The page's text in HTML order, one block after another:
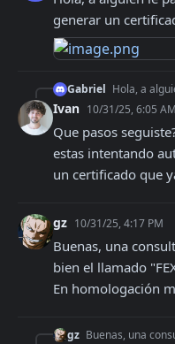
generar un
Gabriel Hola, a alguien le
Ivan 10/31/25, 6:05 AM
Que pasos
estas intentando
un certificado que
gz 10/31/25, 4:17 PM
Buenas, una
bien el llamado
En homologación
gz Buenas, una consulta puede ser que no